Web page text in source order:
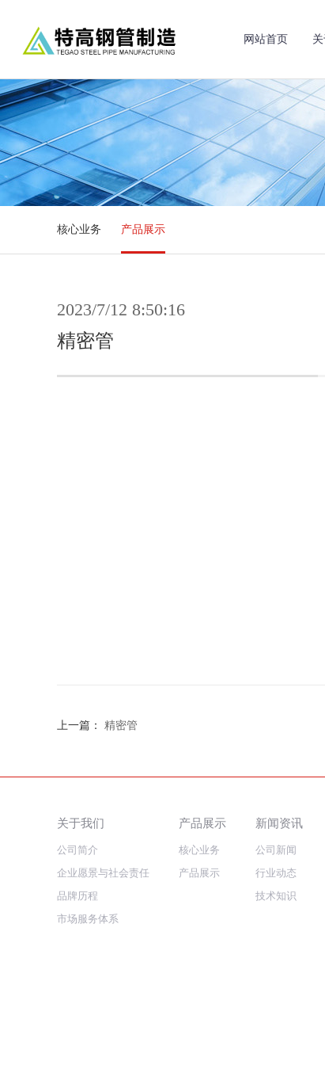
网站首页
核心业务 产品展示
2023/7/12 8:50:16
精密管
上一篇： 精密管
关于我们
公司简介
企业愿景与社会责任
品牌历程
市场服务体系
产品展示
核心业务
产品展示
新闻资讯
公司新闻
行业动态
技术知识